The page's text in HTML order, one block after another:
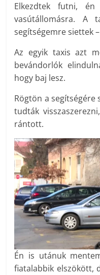
Elkezdtek futni,
vasútállomásra. A
segítségemre siettek
Az egyik taxis azt
bevándorlók
hogy baj lesz.
Rögtön a
tudták
rántott.
Én is utánuk
fiatalabbik elszökött,